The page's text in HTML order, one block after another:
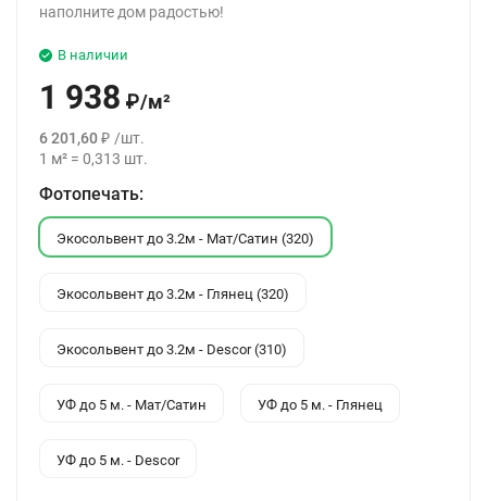
наполните дом радостью!
В наличии
1 938 ₽/м²
6 201,60₽ /шт.
1 м² = 0,313 шт.
Фотопечать:
Экосольвент до 3.2м - Мат/Сатин (320)
Экосольвент до 3.2м - Глянец (320)
Экосольвент до 3.2м - Descor (310)
УФ до 5 м. - Мат/Сатин УФ до 5 м. - Глянец
УФ до 5 м. - Descor